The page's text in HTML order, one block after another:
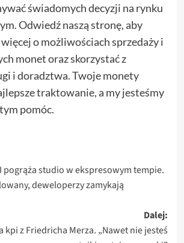
świadomych decyzji na rynku
Odwiedź naszą stronę, aby
o możliwościach sprzedaży i
monet oraz skorzystać z
i doradztwa. Twoje monety
traktowanie, a my jesteśmy
pomóc.
pogrąża studio w ekspresowym tempie.
deweloperzy zamykają
Dalej:
kpi z Friedricha Merza. „Nawet nie jesteś